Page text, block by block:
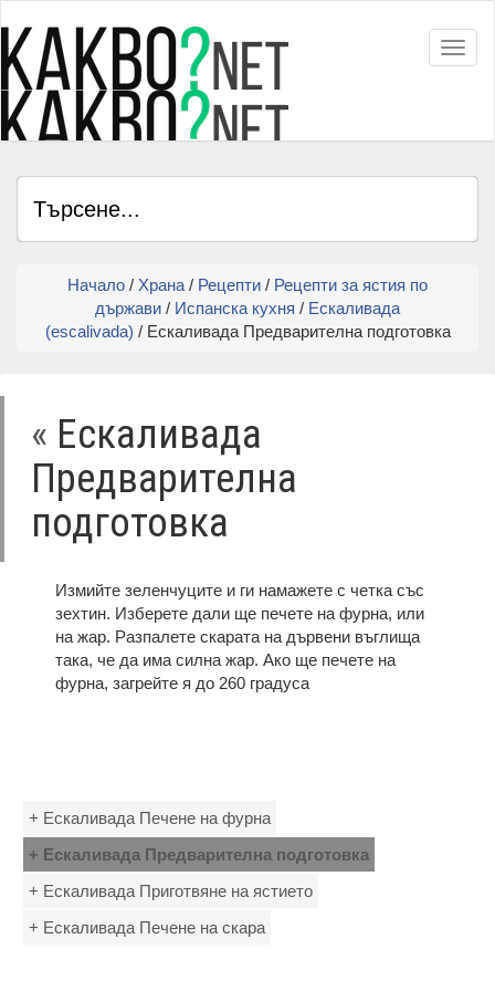
Начало / Храна / Рецепти / Рецепти за ястия по
държави / Испанска кухня / Ескаливада
(еscalivada) / Ескаливада Предварителна подготовка
« Ескаливада
Предварителна
подготовка
Измийте зеленчуците и ги намажете с четка със
зехтин. Изберете дали ще печете на фурна, или
на жар. Разпалете скарата на дървени въглища
така, че да има силна жар. Ако ще печете на
фурна, загрейте я до 260 градуса
+ Ескаливада Печене на фурна
+ Ескаливада Предварителна подготовка
+ Ескаливада Приготвяне на ястието
+ Ескаливада Печене на скара